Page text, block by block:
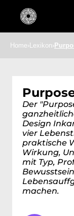
Home›Lexikon›
Der
Design
vier
praktische
Wirkung,
mit Typ,
machen.